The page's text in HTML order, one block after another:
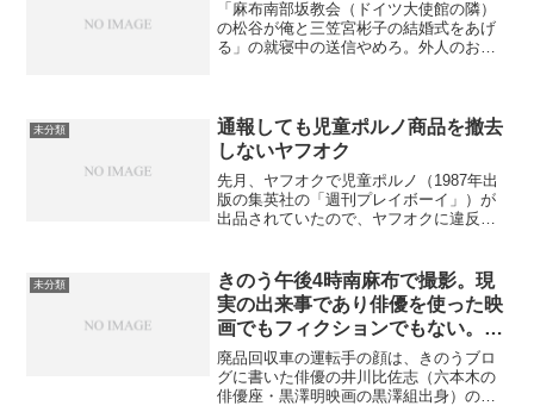
「麻布南部坂教会（ドイツ大使館の隣）
の松谷が俺と三笠宮彬子の結婚式をあげ
る」の就寝中の送信やめろ。外人のお前
ツでアメリカ軍じゃねえか...
未分類
通報しても児童ポルノ商品を撤去
しないヤフオク
先月、ヤフオクで児童ポルノ（1987年出
版の集英社の「週刊プレイボーイ」）が
出品されていたので、ヤフオクに違反商
た。俺の使うインターネット回線は常に
盗聴され、相場での売...
未分類
きのう午後4時南麻布で撮影。現
実の出来事であり俳優を使った映
画でもフィクションでもない。俺
は俳優ではないし俳優などにはな
らない。現実に起きた事件を俳優
が演じているフィクションだと決
廃品回収車の運転手の顔は、きのうブロ
グに書いた俳優の井川比佐志（六本木の
俳優座・黒澤明映画の黒澤組出身）の長